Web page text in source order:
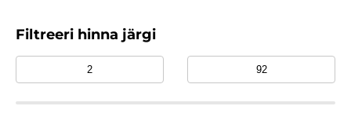
Filtreeri hinna järgi